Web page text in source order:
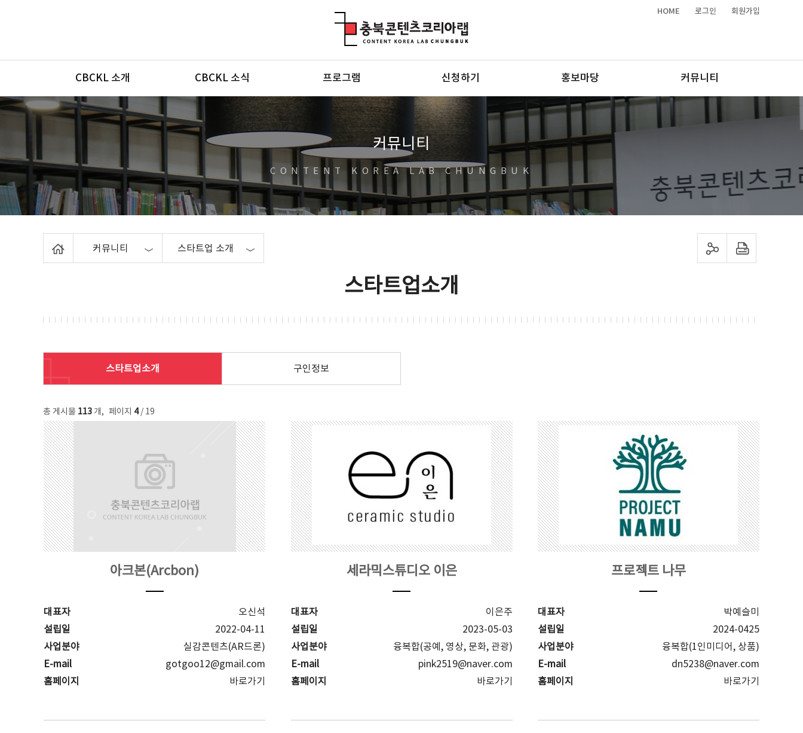
HOME 로그인 회원가입
메뉴
CBCKL 소개 CBCKL 소식 프로그램 신청하기 홍보마당 커뮤니티
커뮤니티
CONTENT KOREA LAB CHUNGBUK
커뮤니티 스타트업 소개 sns 공유하기 프린트하기
스타트업소개
스타트업소개 구인정보
총 게시물 113 개, 페이지 4/ 19
아크본(Arcbon)
대표자
오신석
설립일
2022-04-11
사업분야
실감콘텐츠(AR드론)
E-mail
gotgoo12@gmail.com
홈페이지
바로가기
세라믹스튜디오 이은
대표자
이은주
설립일
2023-05-03
사업분야
융복합(공예, 영상, 문화, 관광)
E-mail
pink2519@naver.com
홈페이지
바로가기
프로젝트 나무
대표자
박예슬미
설립일
2024-0425
사업분야
융복합(1인미디어, 상품)
E-mail
dn5238@naver.com
홈페이지
바로가기